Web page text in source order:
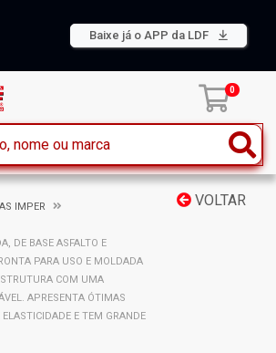
Baixe já o APP da LDF
0
VOLTAR
IMPER
DE BASE ASFALTO E
PARA USO E MOLDADA
COM UMA
APRESENTA ÓTIMAS
ELASTICIDADE E TEM GRANDE